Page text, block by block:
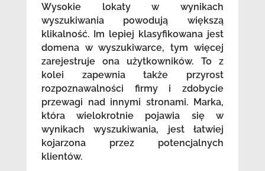
Wysokie lokaty w wynikach
wyszukiwania powodują większą
klikalność. Im lepiej klasyfikowana jest
domena w wyszukiwarce, tym więcej
zarejestruje ona użytkowników. To z
kolei zapewnia także przyrost
rozpoznawalności firmy i zdobycie
przewagi nad innymi stronami. Marka,
która wielokrotnie pojawia się w
wynikach wyszukiwania, jest łatwiej
kojarzona przez potencjalnych
klientów.